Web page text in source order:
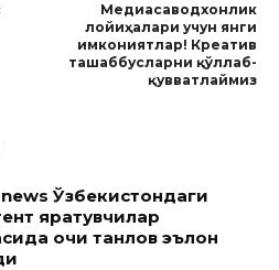
Медиасаводхонлик
лойиҳалари учун янги
имкониятлар! Креатив
ташаббусларни қўллаб-
қувватлаймиз
Ўзбекистондаги
яратувчилар
очиқ танлов эълон